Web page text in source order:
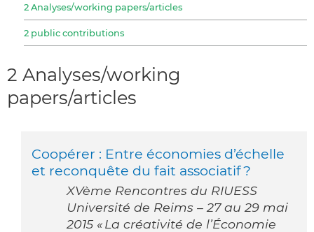
2 Analyses/working papers/articles
2 public contributions
2 Analyses/working
papers/articles
Coopérer : Entre économies d’échelle
et reconquête du fait associatif ?
XVème Rencontres du RIUESS
Université de Reims – 27 au 29 mai
2015 « La créativité de l’Économie